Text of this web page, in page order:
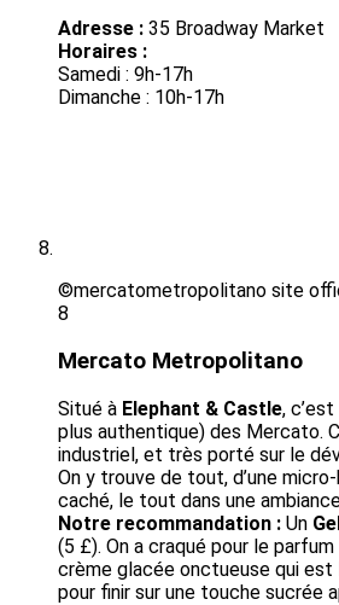
Adresse : 35 Broadway Market
Horaires :
Samedi : 9h-17h
Dimanche : 10h-17h
©mercatometropolitano site
8
Mercato Metropolitano
Situé à Elephant & Castle,
plus authentique) des Mercato.
industriel, et très porté sur le
On y trouve de tout, d’une
caché, le tout dans une
Notre recommandation : Un
(5 £). On a craqué pour le
crème glacée onctueuse qui est
pour finir sur une touche sucrée